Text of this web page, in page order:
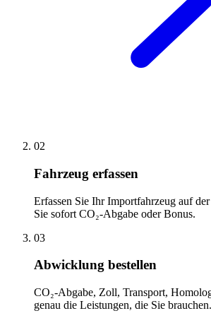
02
Fahrzeug erfassen
Erfassen Sie Ihr Importfahrzeug auf
Sie sofort CO₂-Abgabe oder Bonus.
03
Abwicklung bestellen
CO₂-Abgabe, Zoll, Transport,
genau die Leistungen, die Sie brauchen.